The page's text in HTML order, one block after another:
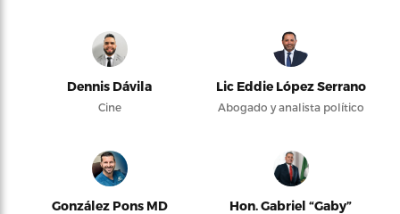
Dennis Dávila
Cine
Lic Eddie López Serrano
Abogado y analista político
González Pons MD
Hon. Gabriel “Gaby”